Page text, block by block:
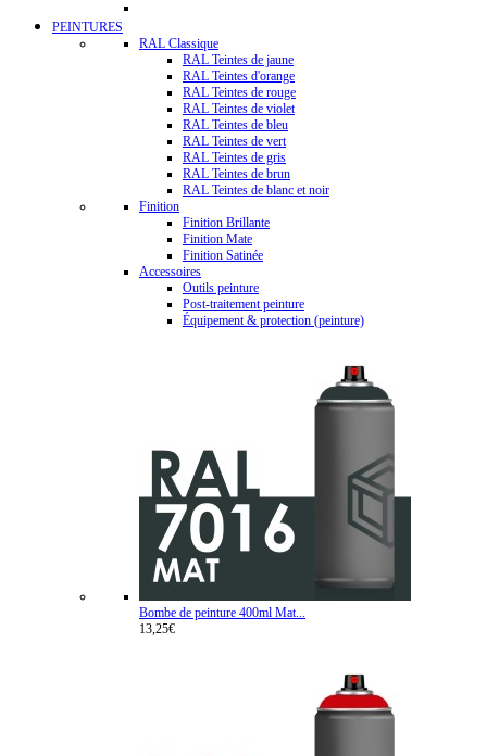
PEINTURES
RAL Classique
RAL Teintes de jaune
RAL Teintes d'orange
RAL Teintes de rouge
RAL Teintes de violet
RAL Teintes de bleu
RAL Teintes de vert
RAL Teintes de gris
RAL Teintes de brun
RAL Teintes de blanc et noir
Finition
Finition Brillante
Finition Mate
Finition Satinée
Accessoires
Outils peinture
Post-traitement peinture
Équipement & protection (peinture)
Bombe de peinture 400ml Mat...
13,25€